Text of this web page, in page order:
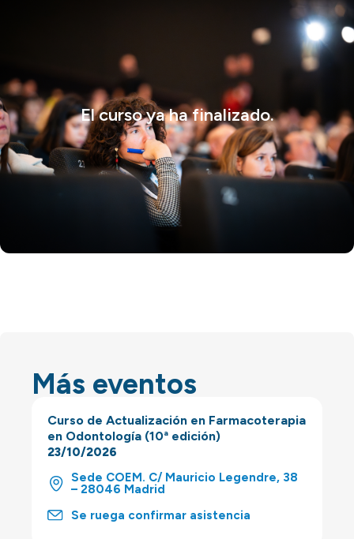
El curso ya ha finalizado.
Más eventos
Curso de Actualización en Farmacoterapia
en Odontología (10ª edición)
23/10/2026
Sede COEM. C/ Mauricio Legendre, 38
– 28046 Madrid
Se ruega confirmar asistencia